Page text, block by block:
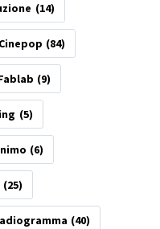
(14)
Cinepop (84)
(9)
(5)
(6)
(25)
(40)